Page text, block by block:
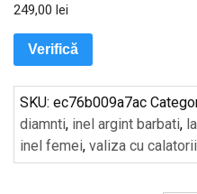
249,00 lei
Verifică
SKU: ec76b009a7ac
diamnti, inel argint barbati,
inel femei, valiza cu calatorii